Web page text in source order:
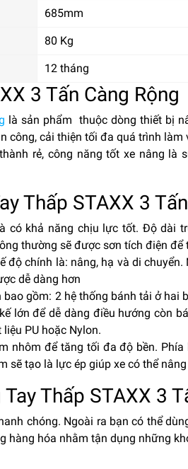
685mm
80 Kg
12 tháng
3 Tấn Càng Rộng
là sản phẩm thuộc dòng thiết bị
cải thiện tối đa quá trình làm
rẻ, công năng tốt xe nâng là
Thấp STAXX 3
có khả năng chịu lực tốt. Độ dài
thường sẽ được sơn tích điện để
chính là: nâng, hạ và di
dễ dàng hơn
gồm: 2 hệ thống bánh tải ở hai
lớn để dễ dàng điều hướng còn
PU hoặc Nylon.
nhôm để tăng tối đa độ bền. Phía
tạo là lực ép giúp xe có thể
Thấp STAXX 3
chóng. Ngoài ra bạn có thể
hàng hóa nhằm tận dụng những